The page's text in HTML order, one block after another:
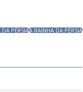
DA PÉRSIAA RAINHA DA PÉRSIA